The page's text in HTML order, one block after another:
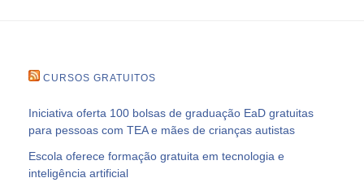
CURSOS GRATUITOS
Iniciativa oferta 100 bolsas de graduação EaD gratuitas
para pessoas com TEA e mães de crianças autistas
Escola oferece formação gratuita em tecnologia e
inteligência artificial